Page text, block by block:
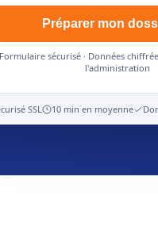
Préparer mon
Formulaire sécurisé · Données
l'administration
SSL 10 min en moyenne